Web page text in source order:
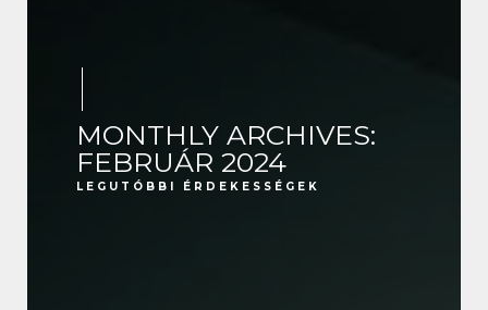
MONTHLY ARCHIVES:
FEBRUÁR 2024
LEGUTÓBBI ÉRDEKESSÉGEK